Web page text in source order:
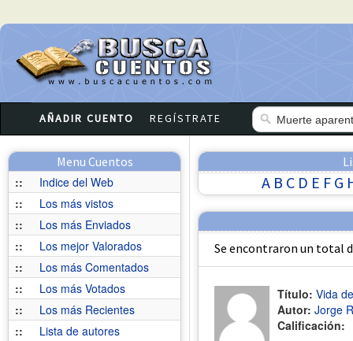
AÑADIR CUENTO REGÍSTRATE
Menu Cuentos
::
Indice del Web
::
Los más vistos
::
Los más Enviados
::
Los mejor Valorados
::
Los más Comentados
::
Los más Votados
::
Los más Recientes
::
Lista de autores
A B C D E F G
Se encontraron un total
Título: Vida
Autor: Jorge
Calificación: